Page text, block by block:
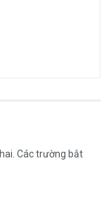
Các trường bắt